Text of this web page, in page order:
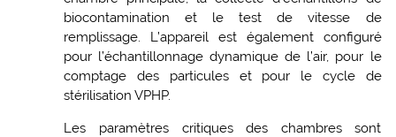
biocontamination et le test de vitesse de
remplissage. L’appareil est également configuré
pour l’échantillonnage dynamique de l’air, pour le
comptage des particules et pour le cycle de
stérilisation VPHP.
Les paramètres critiques des chambres sont